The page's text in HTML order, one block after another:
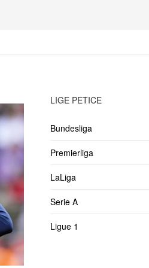
LIGE PETICE
Bundesliga
Premierliga
LaLiga
Serie A
Ligue 1